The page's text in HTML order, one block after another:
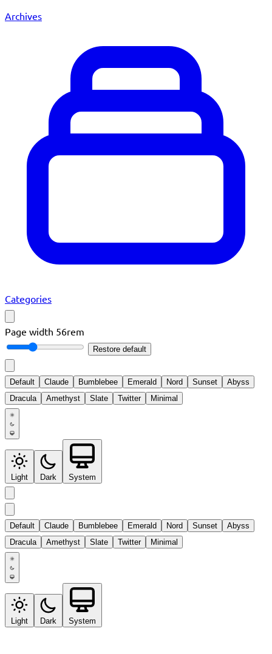
Archives
Categories
Page width 56rem
Restore default
Default Claude Bumblebee Emerald Nord Sunset
Abyss
Dracula
Amethyst Slate Twitter Minimal
Light Dark System
Default Claude Bumblebee Emerald Nord Sunset
Abyss
Dracula
Amethyst Slate Twitter Minimal
Light Dark System